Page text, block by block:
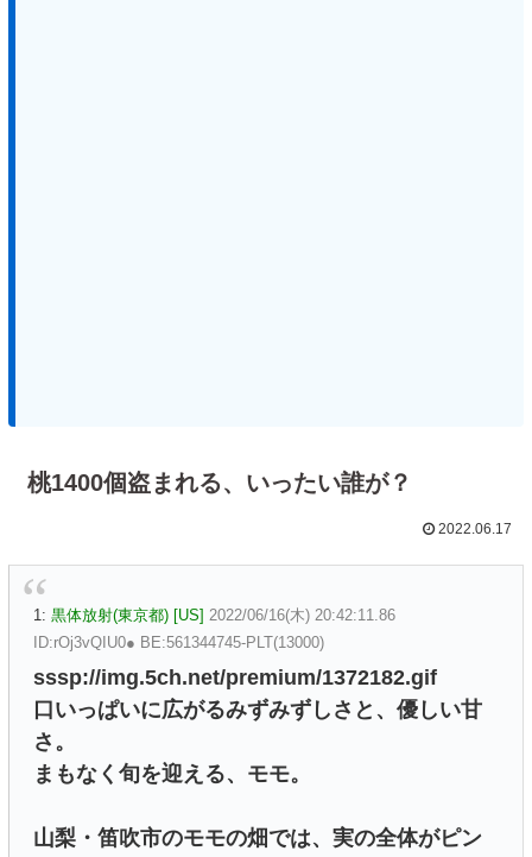
桃1400個盗まれる、いったい誰が？
2022.06.17
1: 黒体放射(東京都) [US] 2022/06/16(木) 20:42:11.86
ID:rOj3vQIU0● BE:561344745-PLT(13000)
sssp://img.5ch.net/premium/1372182.gif
口いっぱいに広がるみずみずしさと、優しい甘
さ。
まもなく旬を迎える、モモ。
山梨・笛吹市のモモの畑では、実の全体がピン